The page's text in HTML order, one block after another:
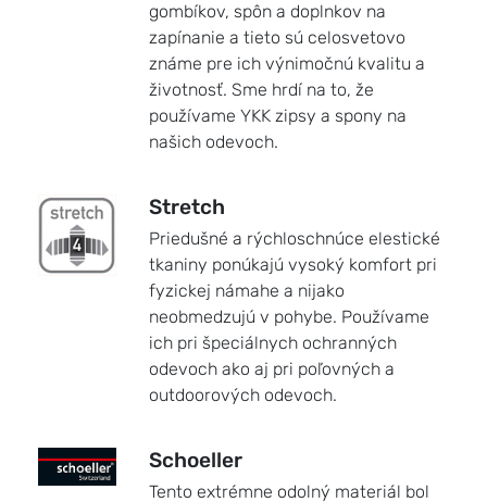
gombíkov, spôn a doplnkov na
zapínanie a tieto sú celosvetovo
známe pre ich výnimočnú kvalitu a
životnosť. Sme hrdí na to, že
používame YKK zipsy a spony na
našich odevoch.
Stretch
Priedušné a rýchloschnúce elestické
tkaniny ponúkajú vysoký komfort pri
fyzickej námahe a nijako
neobmedzujú v pohybe. Používame
ich pri špeciálnych ochranných
odevoch ako aj pri poľovných a
outdoorových odevoch.
Schoeller
Tento extrémne odolný materiál bol